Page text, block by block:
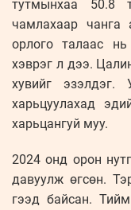
тутмынхаа 50.8
чамлахаар чанга
орлого талаас
хэврэг л дээ.
хувийг эзэлдэг.
харьцуулахад
харьцангуй муу.
2024 онд орон
давуулж өгсөн.
гээд байсан.